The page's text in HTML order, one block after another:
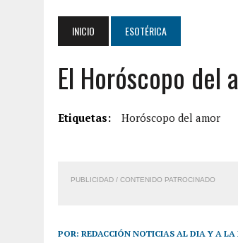
PRESUNTO BROTE
5 AGOSTO, 2026 | HORROR EN BARINAS: UN
3 AGOSTO, 2026
LA INCREÍBLE FORMA EN
EDIFICIO PETUNIA
7 AGOSTO, 2026 | FUGA DE GAS GENERÓ
7 AGOSTO, 2026 | LOCALIZARON CUERPO DE
INICIO ESOTÉRICA
El Horóscopo del
Etiquetas: Horóscopo del amor
PUBLICIDAD / CONTENIDO PATROCINADO
POR: REDACCIÓN NOTICIAS AL DIA Y A LA